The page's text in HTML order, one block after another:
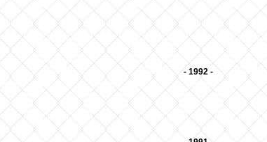
- 1992 -